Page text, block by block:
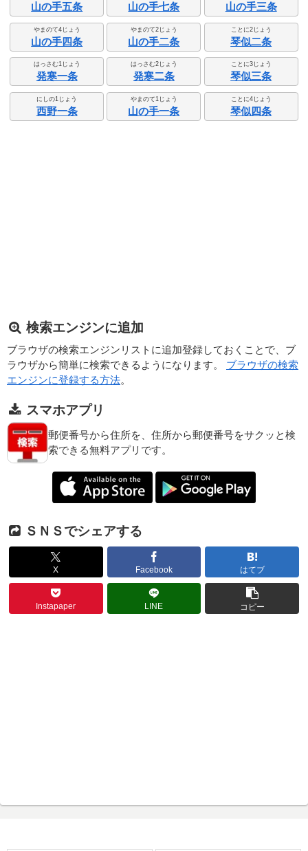
山の手五条 山の手七条 山の手三条
やまのて4じょう
山の手四条
やまのて2じょう
山の手二条
ことに2じょう
琴似二条
はっさむ1じょう
発寒一条
はっさむ2じょう
発寒二条
ことに3じょう
琴似三条
にしの1じょう
西野一条
やまのて1じょう
山の手一条
ことに4じょう
琴似四条
検索エンジンに追加
ブラウザの検索エンジンリストに追加登録しておくことで、ブ
ラウザから簡単に検索できるようになります。 ブラウザの検索
エンジンに登録する方法。
スマホアプリ
郵便番号から住所を、住所から郵便番号をサクッと検
索できる無料アプリです。
ＳＮＳでシェアする
X Facebook はてブ
Instapaper LINE コピー